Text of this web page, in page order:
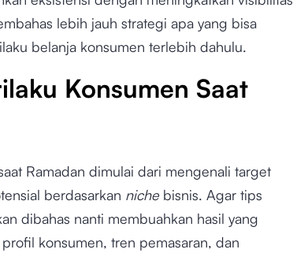
lebih jauh strategi apa yang bisa
belanja konsumen terlebih dahulu.
Konsumen Saat
Ramadan dimulai dari mengenali target
berdasarkan nichebisnis. Agar tips
dibahas nanti membuahkan hasil yang
konsumen, tren pemasaran, dan